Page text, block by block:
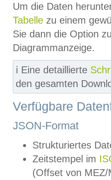
Um die Daten
Tabelle zu einem
Sie dann die Option
Diagrammanzeige.
ℹ️ Eine detaillierte
den gesamten
Verfügbare
JSON-Format
Strukturiertes
Zeitstempel im
(Offset von MEZ/